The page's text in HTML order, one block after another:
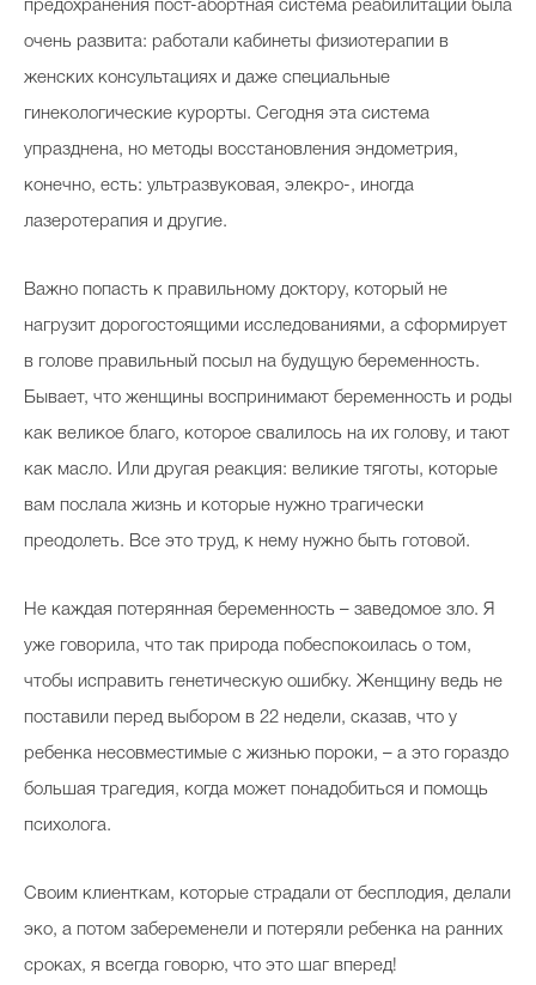
предохранения пост-абортная система реабилитации была
очень развита: работали кабинеты физиотерапии в
женских консультациях и даже специальные
гинекологические курорты. Сегодня эта система
упразднена, но методы восстановления эндометрия,
конечно, есть: ультразвуковая, элекро-, иногда
лазеротерапия и другие.
Важно попасть к правильному доктору, который не
нагрузит дорогостоящими исследованиями, а сформирует
в голове правильный посыл на будущую беременность.
Бывает, что женщины воспринимают беременность и роды
как великое благо, которое свалилось на их голову, и тают
как масло. Или другая реакция: великие тяготы, которые
вам послала жизнь и которые нужно трагически
преодолеть. Все это труд, к нему нужно быть готовой.
Не каждая потерянная беременность – заведомое зло. Я
уже говорила, что так природа побеспокоилась о том,
чтобы исправить генетическую ошибку. Женщину ведь не
поставили перед выбором в 22 недели, сказав, что у
ребенка несовместимые с жизнью пороки, – а это гораздо
большая трагедия, когда может понадобиться и помощь
психолога.
Своим клиенткам, которые страдали от бесплодия, делали
эко, а потом забеременели и потеряли ребенка на ранних
сроках, я всегда говорю, что это шаг вперед!